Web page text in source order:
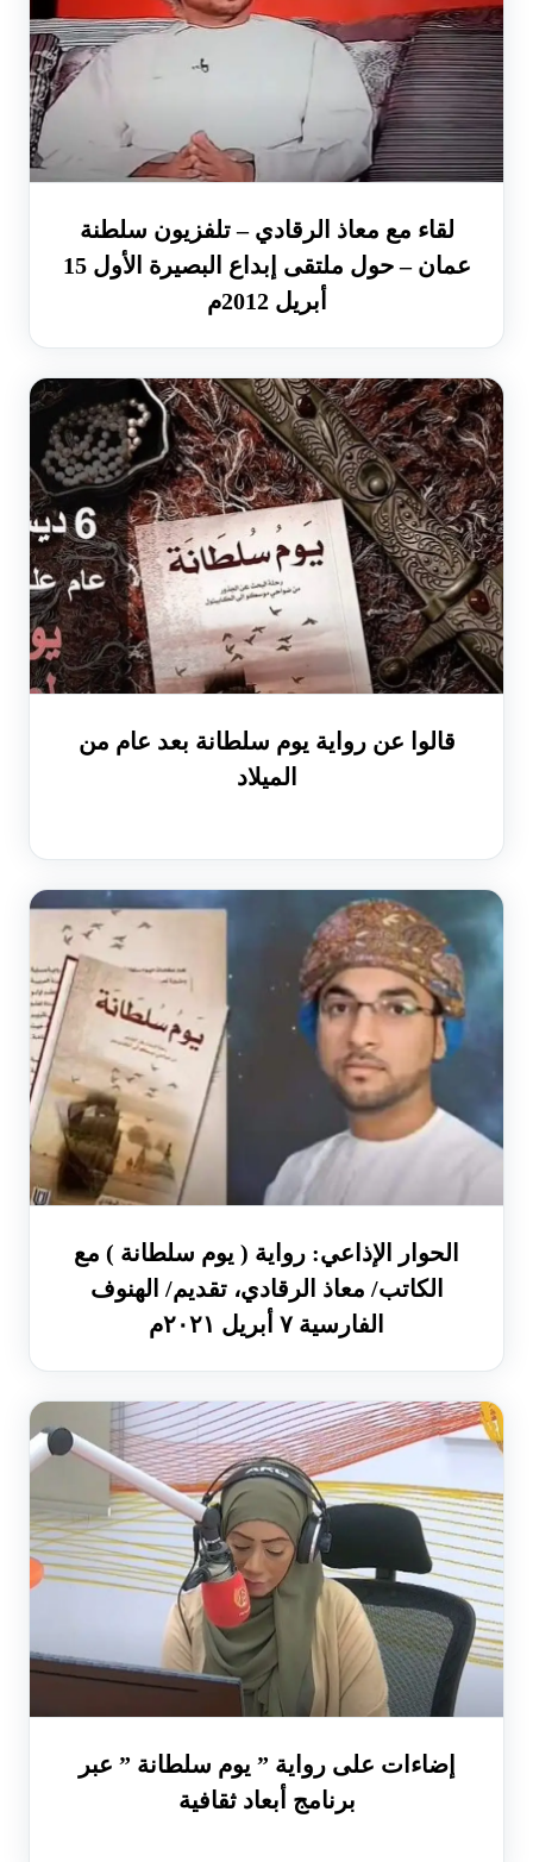
لقاء مع معاذ الرقادي – تلفزيون سلطنة
عمان – حول ملتقى إبداع البصيرة الأول 15
أبريل 2012م
قالوا عن رواية يوم سلطانة بعد عام من
الميلاد
الحوار الإذاعي: رواية ( يوم سلطانة ) مع
الكاتب/ معاذ الرقادي، تقديم/ الهنوف
الفارسية ٧ أبريل ٢٠٢١م
إضاءات على رواية ” يوم سلطانة ” عبر
برنامج أبعاد ثقافية